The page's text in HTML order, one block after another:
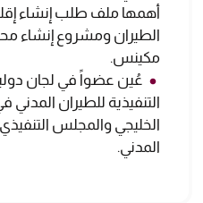
أهمها ملف طلب إنشاء
الطيران ومشروع إنشاء
مكينس.
عُين عضواً في لجان
التنفيذية للطيران
الخليجي والمجلس
المدني.